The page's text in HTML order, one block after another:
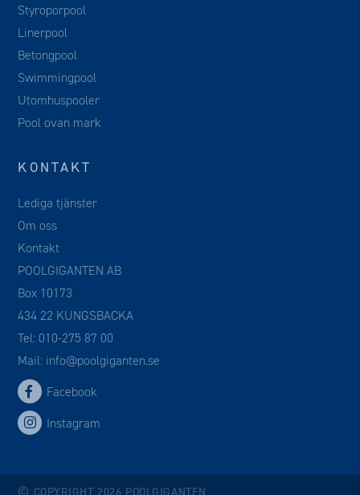
Styroporpool
Linerpool
Betongpool
Swimmingpool
Utomhuspooler
Pool ovan mark
KONTAKT
Lediga tjänster
Om oss
Kontakt
POOLGIGANTEN AB
Box 10173
434 22 KUNGSBACKA
Tel:010-275 87 00
Mail: info@poolgiganten.se
Facebook
Instagram
©